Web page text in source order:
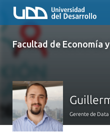
Facultad de Economía
Gerente de Data